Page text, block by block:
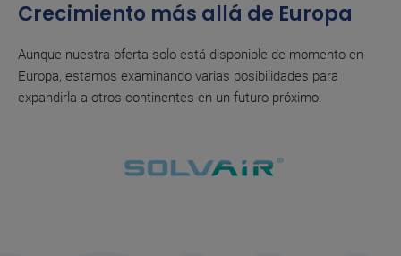
Crecimiento más allá de Europa
Aunque nuestra oferta solo está disponible de momento en
Europa, estamos examinando varias posibilidades para
expandirla a otros continentes en un futuro próximo.